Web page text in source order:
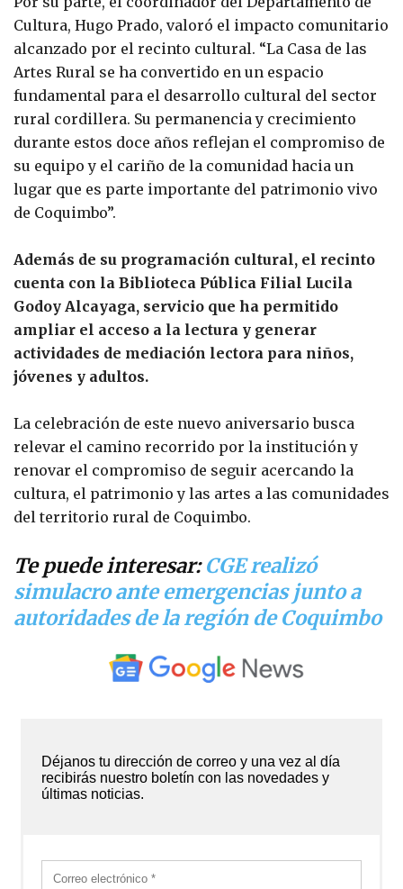
Cultura, Hugo Prado, valoró el impacto comunitario
alcanzado por el recinto cultural. “La Casa de las
Artes Rural se ha convertido en un espacio
fundamental para el desarrollo cultural del sector
rural cordillera. Su permanencia y crecimiento
durante estos doce años reflejan el compromiso de
su equipo y el cariño de la comunidad hacia un
lugar que es parte importante del patrimonio vivo
de Coquimbo”.
Además de su programación cultural, el recinto
cuenta con la Biblioteca Pública Filial Lucila
Godoy Alcayaga, servicio que ha permitido
ampliar el acceso a la lectura y generar
actividades de mediación lectora para niños,
jóvenes y adultos.
La celebración de este nuevo aniversario busca
relevar el camino recorrido por la institución y
renovar el compromiso de seguir acercando la
cultura, el patrimonio y las artes a las comunidades
del territorio rural de Coquimbo.
Te puede interesar:CGE realizó
simulacro ante emergencias junto a
autoridades de la región de Coquimbo